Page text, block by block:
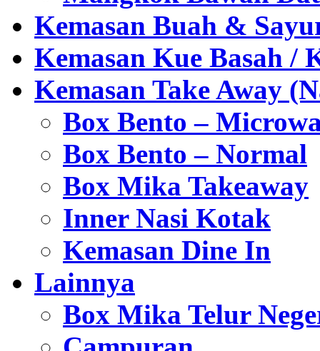
Kemasan Buah &
Kemasan Kue Basah /
Kemasan Take Away
Box Bento –
Box Bento – Normal
Box Mika Takeaway
Inner Nasi Kotak
Kemasan Dine In
Lainnya
Box Mika Telur